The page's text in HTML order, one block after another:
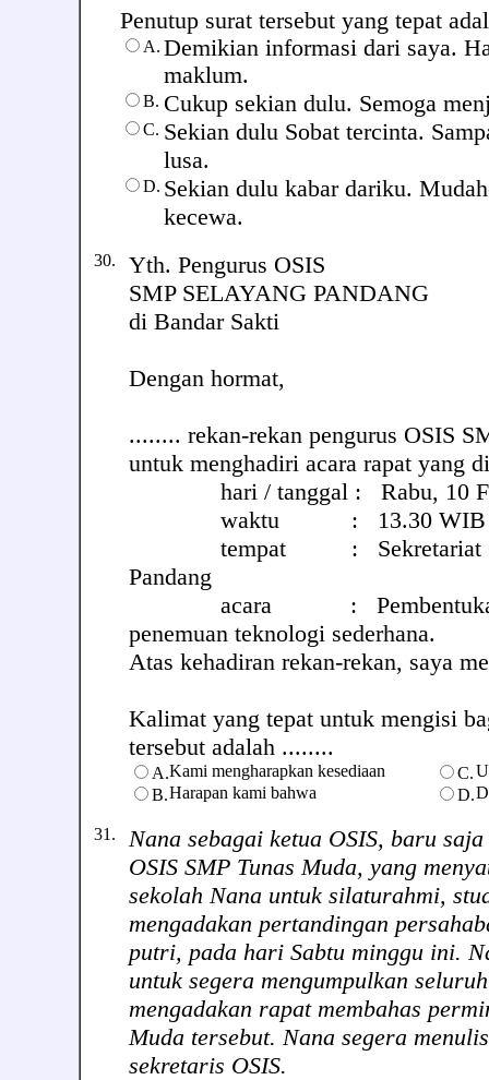
Penutup surat tersebut yang tepat
A. Demikian informasi dari saya.
maklum.
B. Cukup sekian dulu. Semoga
C. Sekian dulu Sobat tercinta.
lusa.
D. Sekian dulu kabar dariku.
kecewa.
30. Yth. Pengurus OSIS
SMP SELAYANG PANDANG
di Bandar Sakti
Dengan hormat,
........ rekan-rekan pengurus OSIS
untuk menghadiri acara rapat yang
hari / tanggal : Rabu, 10
waktu : 13.30 WIB
tempat : Sekretariat
Pandang
acara : Pembentukan
penemuan teknologi sederhana.
Atas kehadiran rekan-rekan, saya
Kalimat yang tepat untuk mengisi
tersebut adalah ........
A.Kami mengharapkan kesediaan
B.Harapan kami bahwa
C.
D.
31. Nana sebagai ketua OSIS, baru
OSIS SMP Tunas Muda, yang
sekolah Nana untuk silaturahmi,
mengadakan pertandingan
putri, pada hari Sabtu minggu ini.
untuk segera mengumpulkan
mengadakan rapat membahas
Muda tersebut. Nana segera
sekretaris OSIS.